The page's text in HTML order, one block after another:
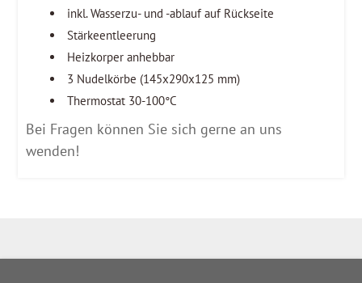
inkl. Wasserzu- und -ablauf auf Rückseite
Stärkeentleerung
Heizkorper anhebbar
3 Nudelkörbe (145x290x125 mm)
Thermostat 30-100°C
Bei Fragen können Sie sich gerne an uns
wenden!